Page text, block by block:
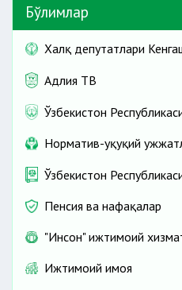
Бўлимлар
Халқ депутатлари
Адлия ТВ
Ўзбекистон
Норматив-ҳуқуқий
Ўзбекистон
Пенсия ва нафақалар
"Инсон" ижтимоий
Ижтимоий ҳимоя